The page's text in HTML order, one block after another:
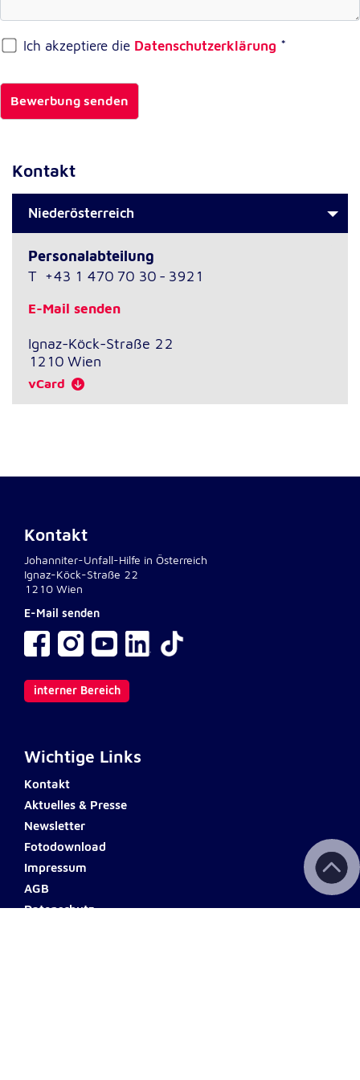
Ich akzeptiere die Datenschutzerklärung *
Bewerbung senden
Kontakt
Niederösterreich
Personalabteilung
T +43 1 470 70 30 - 3921
E-Mail senden
Ignaz-Köck-Straße 22
1210 Wien
vCard
Kontakt
Johanniter-Unfall-Hilfe in Österreich
Ignaz-Köck-Straße 22
1210 Wien
E-Mail senden
interner Bereich
Wichtige Links
Kontakt
Aktuelles & Presse
Newsletter
Fotodownload
Impressum
AGB
Datenschutz
Externe Dienste
Kartendiensten anzeigen zu können, werden von
diesen externen Diensten Cookies gesetzt.
Anbieter:
Zweck:
Einbinden und Anzeigen von Videos
Google Maps
Name:
Anbieter:
Google LLC
Zweck: